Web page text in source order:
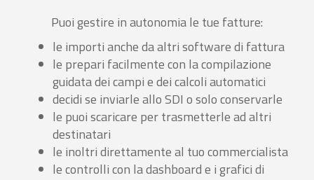
Puoi gestire in autonomia le tue fatture:
le importi anche da altri software di fattura
le prepari facilmente con la compilazione
guidata dei campi e dei calcoli automatici
decidi se inviarle allo SDI o solo conservarle
le puoi scaricare per trasmetterle ad altri
destinatari
le inoltri direttamente al tuo commercialista
le controlli con la dashboard e i grafici di